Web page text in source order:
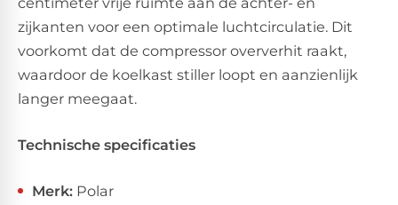
zijkanten voor een optimale luchtcirculatie. Dit
voorkomt dat de compressor oververhit raakt,
waardoor de koelkast stiller loopt en aanzienlijk
langer meegaat.
Technische specificaties
Merk: Polar